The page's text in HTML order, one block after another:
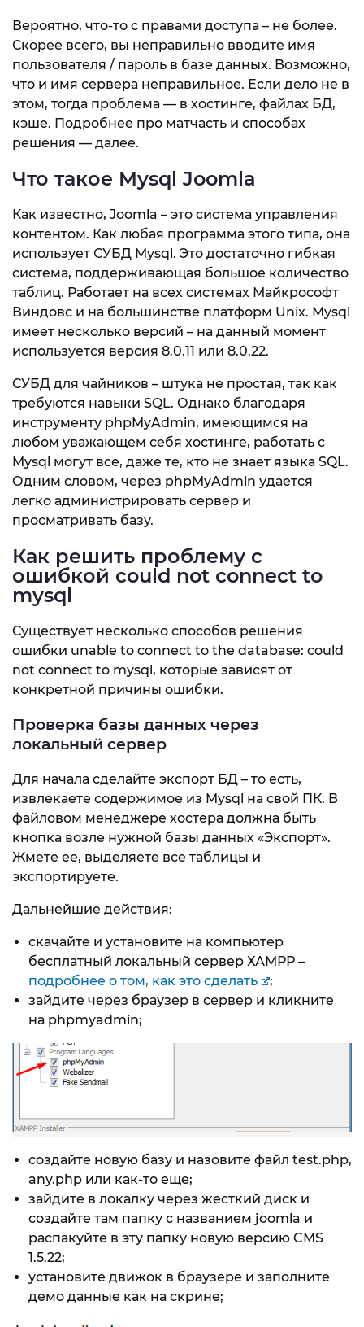
Вероятно, что-то с правами доступа – не более.
Скорее всего, вы неправильно вводите имя
пользователя / пароль в базе данных. Возможно,
что и имя сервера неправильное. Если дело не в
этом, тогда проблема — в хостинге, файлах БД,
кэше. Подробнее про матчасть и способах
решения — далее.
Что такое Mysql Joomla
Как известно, Joomla – это система управления
контентом. Как любая программа этого типа, она
использует СУБД Mysql. Это достаточно гибкая
система, поддерживающая большое количество
таблиц. Работает на всех системах Майкрософт
Виндовс и на большинстве платформ Unix. Mysql
имеет несколько версий – на данный момент
используется версия 8.0.11 или 8.0.22.
СУБД для чайников – штука не простая, так как
требуются навыки SQL. Однако благодаря
инструменту phpMyAdmin, имеющимся на
любом уважающем себя хостинге, работать с
Mysql могут все, даже те, кто не знает языка SQL.
Одним словом, через phpMyAdmin удается
легко администрировать сервер и
просматривать базу.
Как решить проблему с
ошибкой could not connect to
mysql
Существует несколько способов решения
ошибки unable to connect to the database: could
not connect to mysql, которые зависят от
конкретной причины ошибки.
Проверка базы данных через
локальный сервер
Для начала сделайте экспорт БД – то есть,
извлекаете содержимое из Mysql на свой ПК. В
файловом менеджере хостера должна быть
кнопка возле нужной базы данных «Экспорт».
Жмете ее, выделяете все таблицы и
экспортируете.
Дальнейшие действия:
скачайте и установите на компьютер
бесплатный локальный сервер ХАМРР –
подробнее о том, как это сделать
;
зайдите через браузер в сервер и кликните
на phpmyadmin;
создайте новую базу и назовите файл test.php,
any.php или как-то еще;
зайдите в локалку через жесткий диск и
создайте там папку с названием joomla и
распакуйте в эту папку новую версию CMS
1.5.22;
установите движок в браузере и заполните
демо данные как на скрине;